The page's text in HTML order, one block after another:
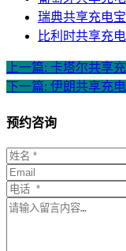
瑞典共享充电
比利时共享充
上一篇: 卡塔尔共享
下一篇: 伊朗共享充
预约咨询